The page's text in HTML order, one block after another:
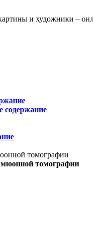
содержание
томографии